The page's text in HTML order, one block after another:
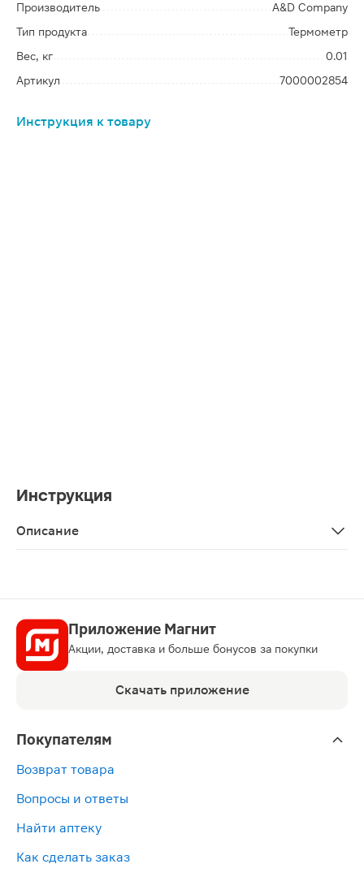
Производитель
A&D Company
Тип продукта
Термометр
Вес, кг
0.01
Артикул
7000002854
Инструкция к товару
Инструкция
Описание
Приложение Магнит
Акции, доставка и больше бонусов за покупки
Скачать приложение
Покупателям
Возврат товара
Вопросы и ответы
Найти аптеку
Как сделать заказ